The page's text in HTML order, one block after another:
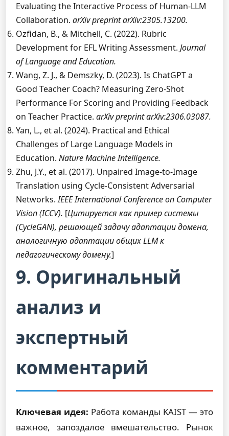
Evaluating the Interactive Process of Human-LLM
Collaboration. arXiv preprint arXiv:2305.13200.
Ozfidan, B., & Mitchell, C. (2022). Rubric
Development for EFL Writing Assessment. Journal
of Language and Education.
Wang, Z. J., & Demszky, D. (2023). Is ChatGPT a
Good Teacher Coach? Measuring Zero-Shot
Performance For Scoring and Providing Feedback
on Teacher Practice. arXiv preprint arXiv:2306.03087.
Yan, L., et al. (2024). Practical and Ethical
Challenges of Large Language Models in
Education. Nature Machine Intelligence.
Zhu, J.Y., et al. (2017). Unpaired Image-to-Image
Translation using Cycle-Consistent Adversarial
Networks.IEEE International Conference on Computer
Vision (ICCV). [Цитируется как пример системы
(CycleGAN), решающей задачу адаптации домена,
аналогичную адаптации общих LLM к
педагогическому домену.]
9. Оригинальный
анализ и
экспертный
комментарий
Ключевая идея: Работа команды KAIST — это
важное, запоздалое вмешательство. Рынок